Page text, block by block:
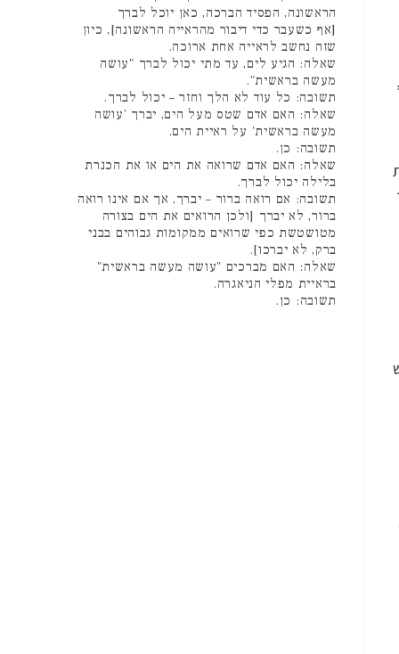
הראשונה, הפסיד הברכה, כאן יוכל לברך
[אף כשעבר כדי דיבור מהראייה הראשונה], כיון
שזה נחשב לראייה אחת ארוכה.
שאלה: הגיע לים, עד מתי יכול לברך "עושה
מעשה בראשית".
תשובה: כל עוד לא הלך וחזר – יכול לברך.
שאלה: האם אדם שטס מעל הים, יברך 'עושה
מעשה בראשית' על ראיית הים.
תשובה: כן.
שאלה: האם אדם שרואה את הים או את הכנרת
בלילה יכול לברך.
תשובה: אם רואה ברור – יברך, אך אם אינו רואה
ברור, לא יברך [ולכן הרואים את הים בצורה
מטושטשת כפי שרואים ממקומות גבוהים בבני
ברק, לא יברכו].
שאלה: האם מברכים "עושה מעשה בראשית"
בראיית מפלי הניאגרה.
תשובה: כן.